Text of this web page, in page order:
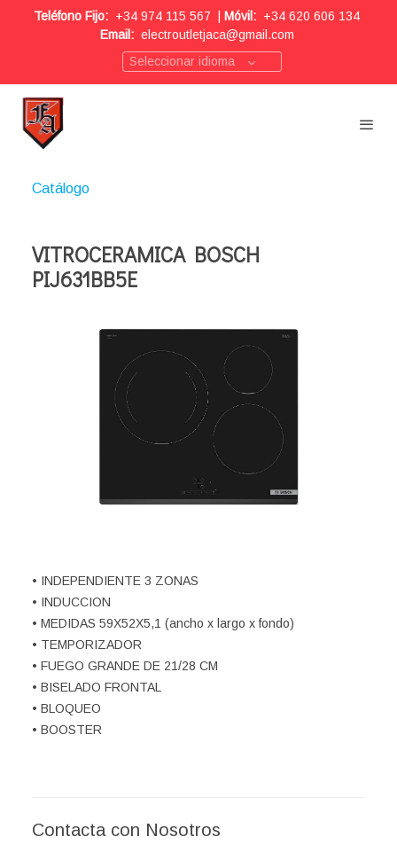
Teléfono Fijo: +34 974 115 567 Móvil: +34 620 606 134
Email: electroutletjaca@gmail.com
Seleccionar idioma
Catálogo
VITROCERAMICA BOSCH
PIJ631BB5E
• INDEPENDIENTE 3 ZONAS
• INDUCCION
• MEDIDAS 59X52X5,1 (ancho x largo x fondo)
• TEMPORIZADOR
• FUEGO GRANDE DE 21/28 CM
• BISELADO FRONTAL
• BLOQUEO
• BOOSTER
Contacta con Nosotros